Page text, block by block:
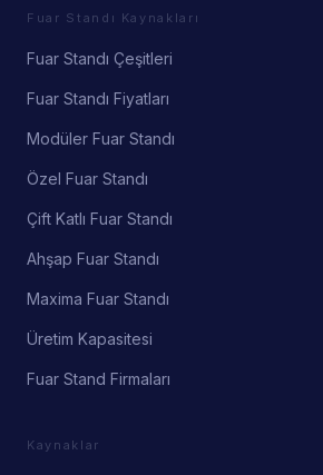
Fuar Standı Kaynakları
Fuar Standı Çeşitleri
Fuar Standı Fiyatları
Modüler Fuar Standı
Özel Fuar Standı
Çift Katlı Fuar Standı
Ahşap Fuar Standı
Maxima Fuar Standı
Üretim Kapasitesi
Fuar Stand Firmaları
Kaynaklar